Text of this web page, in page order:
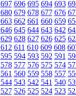
697 696 695 694 693
680 679 678 677 676
663 662 661 660 659
646 645 644 643 642
629 628 627 626 625
612 611 610 609 608
595 594 593 592 591
578 577 576 575 574
561 560 559 558 557
544 543 542 541 540
527 526 525 524 523